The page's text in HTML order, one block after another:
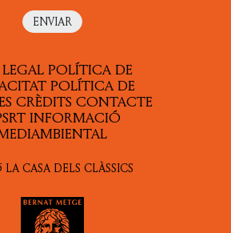
POLÍTICA DE
POLÍTICA DE
CRÈDITS CONTACTE
INFORMACIÓ
CASA DELS CLÀSSICS